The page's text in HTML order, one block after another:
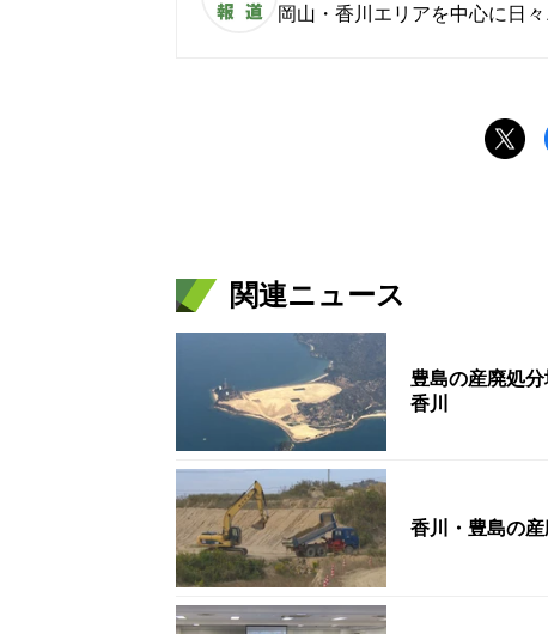
岡山・香川エリアを中心に日
関連ニュース
豊島の産廃処
香川
香川・豊島の